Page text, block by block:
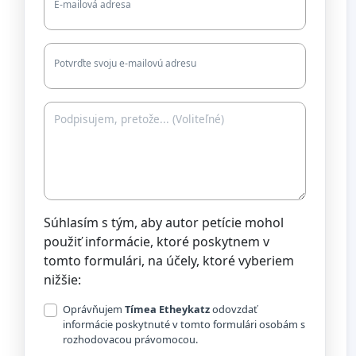
E-mailová adresa
Potvrďte svoju e-mailovú adresu
Súhlasím s tým, aby autor petície mohol
použiť informácie, ktoré poskytnem v
tomto formulári, na účely, ktoré vyberiem
nižšie:
Oprávňujem Tímea Etheykatzodovzdať
informácie poskytnuté v tomto formulári osobám s
rozhodovacou právomocou.